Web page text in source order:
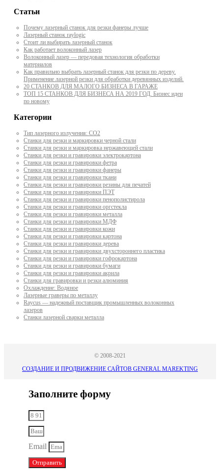
Статьи
Почему лазерный станок для резки фанеры лучше
Лазерный станок raylogic
Стоит ли выбирать лазерный станок
Как работает волоконный лазер
Волоконный лазер — передовая технология обработки
материалов
Как правильно выбрать лазерный станок для резки по дереву.
Применение лазерной резки для обработки деревянных изделий.
20 СТАНКОВ ДЛЯ МАЛОГО БИЗНЕСА В ГАРАЖЕ
ТОП 15 СТАНКОВ ДЛЯ БИЗНЕСА НА 2019 ГОД. Бизнес идеи
по новому
Категории
Тип лазерного излучения: СО2
Станки для резки и маркировки черной стали
Станки для резки и маркировка нержавеющей стали
Станки для резки и гравировки электрокартона
Станки для резки и гравировки фетра
Станки для резки и гравировки фанеры
Станки для резки и гравировки ткани
Станки для резки и гравировки резины для печатей
Станки для резки и гравировки ПЭТ
Станки для резки и гравировки пенополистирола
Станки для резки и гравировки оргстекла
Станки для резки и гравировки металла
Станки для резки и гравировки МДФ
Станки для резки и гравировки кожи
Станки для резки и гравировки картона
Станки для резки и гравировки дерева
Станки для резки и гравировки двухстороннего пластика
Станки для резки и гравировки гофрокартона
Станки для резки и гравировки бумаги
Станки для резки и гравировки акрила
Станки для гравировки и резки алюминия
Охлаждение: Водяное
Лазерные граверы по металлу
Raycus — надежный поставщик промышленных волоконных
лазеров
Cтанки лазерной сварки металла
© 2008-2021
СОЗДАНИЕ И ПРОДВИЖЕНИЕ САЙТОВ GENERAL MAREKTING
Заполните форму
Email
Отправить